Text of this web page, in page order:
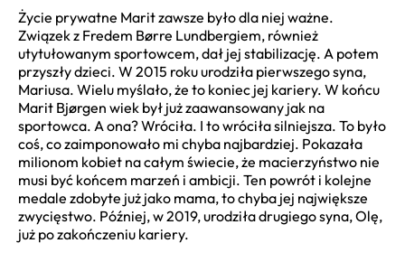
Życie prywatne Marit zawsze było dla niej ważne.
Związek z Fredem Børre Lundbergiem, również
utytułowanym sportowcem, dał jej stabilizację. A potem
przyszły dzieci. W 2015 roku urodziła pierwszego syna,
Mariusa. Wielu myślało, że to koniec jej kariery. W końcu
Marit Bjørgen wiek był już zaawansowany jak na
sportowca. A ona? Wróciła. I to wróciła silniejsza. To było
coś, co zaimponowało mi chyba najbardziej. Pokazała
milionom kobiet na całym świecie, że macierzyństwo nie
musi być końcem marzeń i ambicji. Ten powrót i kolejne
medale zdobyte już jako mama, to chyba jej największe
zwycięstwo. Później, w 2019, urodziła drugiego syna, Olę,
już po zakończeniu kariery.